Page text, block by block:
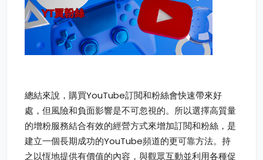
總結來說，購買YouTube訂閲和粉絲會快速帶來好
處，但風險和負面影響是不可忽視的。所以選擇高質量
的增粉服務結合有效的經營方式來增加訂閲和粉絲，是
建立一個長期成功的YouTube頻道的更可靠方法。持
之以恆地提供有價值的內容，與觀眾互動並利用各種促